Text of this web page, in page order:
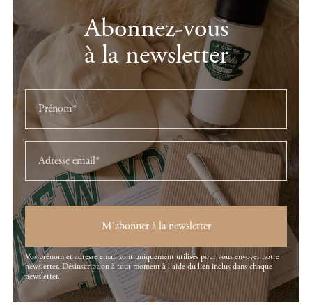
Abonnez-vous
à la newsletter
M'abonner à la newsletter
Vos prénom et adresse email sont uniquement utilisés pour vous envoyer notre
newsletter. Désinscription à tout moment à l'aide du lien inclus dans chaque
newsletter.